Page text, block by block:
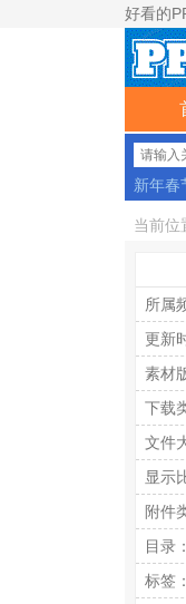
好看的
新年春
当前位
所属
更新
素材
下载
文件
显示
附件
目录：
标签：